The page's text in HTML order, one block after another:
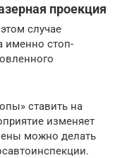
проекция
случае
именно стоп-
ставить на
изменяет
можно делать